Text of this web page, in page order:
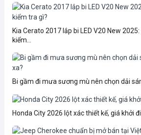
Kia Cerato 2017 lắp bi LED V20 New
kiểm...
Bi gầm đi mưa sương mù nên chọn dải
Honda City 2026 lột xác thiết kế, giá khởi